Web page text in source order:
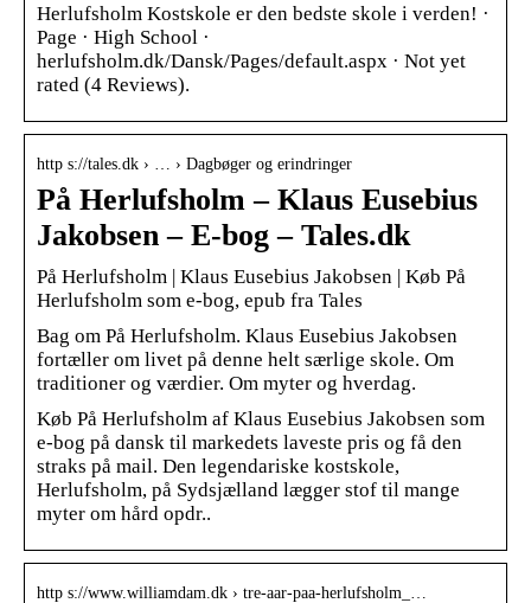
Herlufsholm Kostskole er den bedste skole i verden! ·
Page · High School ·
herlufsholm.dk/Dansk/Pages/default.aspx · Not yet
rated (4 Reviews).
http s://tales.dk › … › Dagbøger og erindringer
På Herlufsholm – Klaus Eusebius
Jakobsen – E-bog – Tales.dk
På Herlufsholm | Klaus Eusebius Jakobsen | Køb På
Herlufsholm som e-bog, epub fra Tales
Bag om På Herlufsholm. Klaus Eusebius Jakobsen
fortæller om livet på denne helt særlige skole. Om
traditioner og værdier. Om myter og hverdag.
Køb På Herlufsholm af Klaus Eusebius Jakobsen som
e-bog på dansk til markedets laveste pris og få den
straks på mail. Den legendariske kostskole,
Herlufsholm, på Sydsjælland lægger stof til mange
myter om hård opdr..
http s://www.williamdam.dk › tre-aar-paa-herlufsholm_…